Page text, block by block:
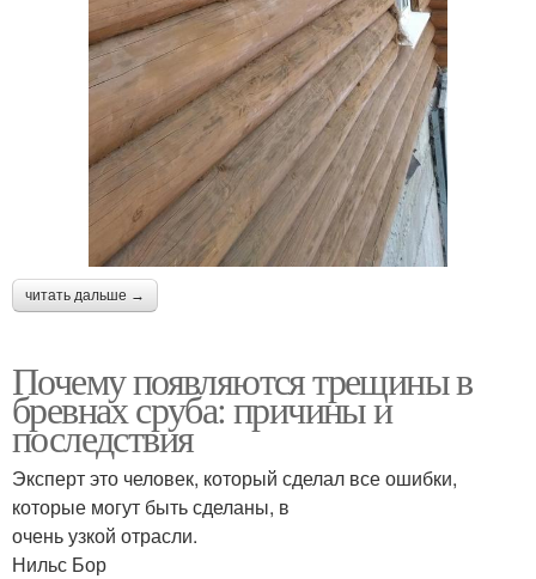
читать дальше →
Почему появляются трещины в
бревнах сруба: причины и
последствия
Эксперт это человек, который сделал все ошибки,
которые могут быть сделаны, в
очень узкой отрасли.
Нильс Бор